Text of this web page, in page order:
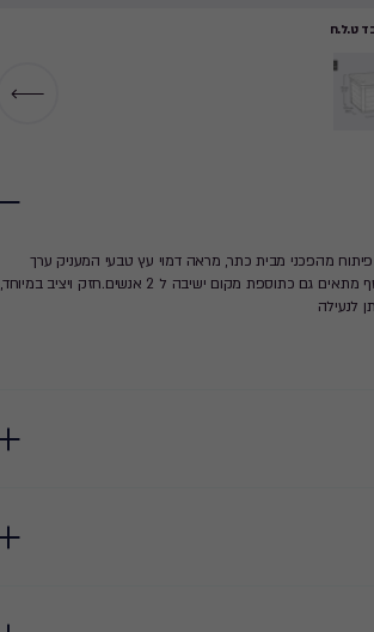
ט.ל.ח
ארגז אחסון דקו בנפח אחסון של 570 ליטר - מסדרת Signature Collection פיתוח מהפכני מבית כתר, מראה דמוי עץ טבעי המעניק ערך
מוסף עיצובי. לארגז בוכנות הידראוליות לפתיחה וסגירה נוחה של המכסה ובנוסף מתאים גם כתוספת מקום ישיבה ל 2 אנשים.חזק ויציב במיוחד,